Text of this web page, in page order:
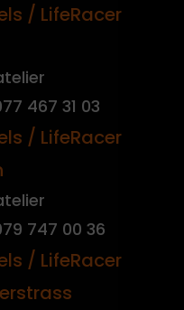
/ LifeRacer
467 31 03
/ LifeRacer
747 00 36
/ LifeRacer